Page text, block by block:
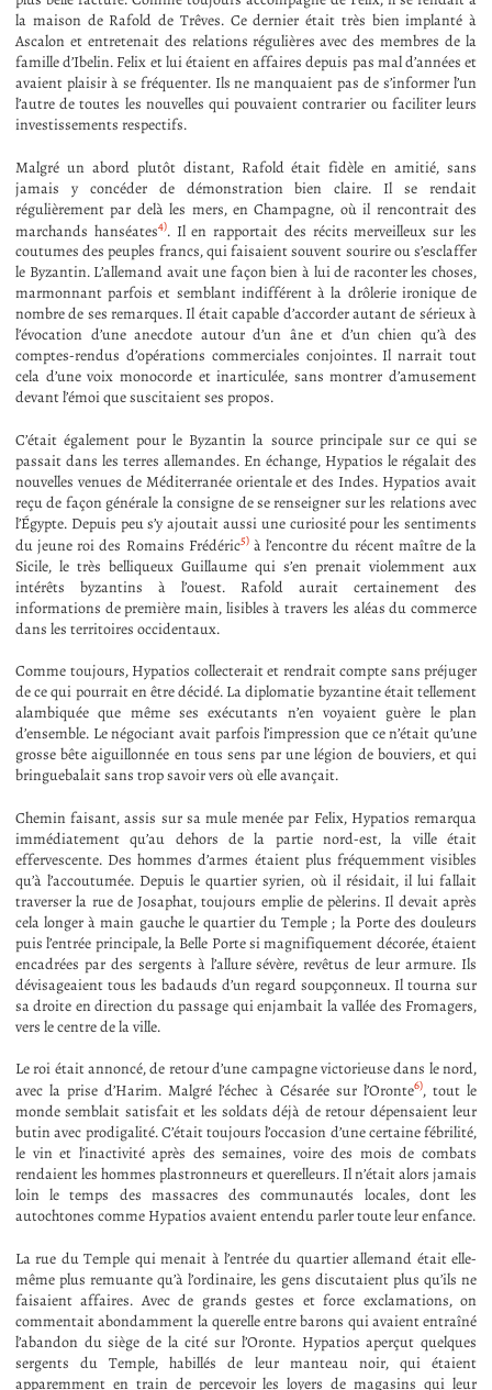
la maison de Rafold de Trêves. Ce dernier était très bien implanté à
Ascalon et entretenait des relations régulières avec des membres de la
famille d’Ibelin. Felix et lui étaient en affaires depuis pas mal d’années et
avaient plaisir à se fréquenter. Ils ne manquaient pas de s’informer l’un
l’autre de toutes les nouvelles qui pouvaient contrarier ou faciliter leurs
investissements respectifs.
Malgré un abord plutôt distant, Rafold était fidèle en amitié, sans
jamais y concéder de démonstration bien claire. Il se rendait
régulièrement par delà les mers, en Champagne, où il rencontrait des
marchands hanséates4). Il en rapportait des récits merveilleux sur les
coutumes des peuples francs, qui faisaient souvent sourire ou s’esclaffer
le Byzantin. L’allemand avait une façon bien à lui de raconter les choses,
marmonnant parfois et semblant indifférent à la drôlerie ironique de
nombre de ses remarques. Il était capable d’accorder autant de sérieux à
l’évocation d’une anecdote autour d’un âne et d’un chien qu’à des
comptes-rendus d’opérations commerciales conjointes. Il narrait tout
cela d’une voix monocorde et inarticulée, sans montrer d’amusement
devant l’émoi que suscitaient ses propos.
C’était également pour le Byzantin la source principale sur ce qui se
passait dans les terres allemandes. En échange, Hypatios le régalait des
nouvelles venues de Méditerranée orientale et des Indes. Hypatios avait
reçu de façon générale la consigne de se renseigner sur les relations avec
l’Égypte. Depuis peu s’y ajoutait aussi une curiosité pour les sentiments
du jeune roi des Romains Frédéric5)à l’encontre du récent maître de la
Sicile, le très belliqueux Guillaume qui s’en prenait violemment aux
intérêts byzantins à l’ouest. Rafold aurait certainement des
informations de première main, lisibles à travers les aléas du commerce
dans les territoires occidentaux.
Comme toujours, Hypatios collecterait et rendrait compte sans préjuger
de ce qui pourrait en être décidé. La diplomatie byzantine était tellement
alambiquée que même ses exécutants n’en voyaient guère le plan
d’ensemble. Le négociant avait parfois l’impression que ce n’était qu’une
grosse bête aiguillonnée en tous sens par une légion de bouviers, et qui
bringuebalait sans trop savoir vers où elle avançait.
Chemin faisant, assis sur sa mule menée par Felix, Hypatios remarqua
immédiatement qu’au dehors de la partie nord-est, la ville était
effervescente. Des hommes d’armes étaient plus fréquemment visibles
qu’à l’accoutumée. Depuis le quartier syrien, où il résidait, il lui fallait
traverser la rue de Josaphat, toujours emplie de pèlerins. Il devait après
cela longer à main gauche le quartier du Temple ; la Porte des douleurs
puis l’entrée principale, la Belle Porte si magnifiquement décorée, étaient
encadrées par des sergents à l’allure sévère, revêtus de leur armure. Ils
dévisageaient tous les badauds d’un regard soupçonneux. Il tourna sur
sa droite en direction du passage qui enjambait la vallée des Fromagers,
vers le centre de la ville.
Le roi était annoncé, de retour d’une campagne victorieuse dans le nord,
avec la prise d’Harim. Malgré l’échec à Césarée sur l’Oronte6), tout le
monde semblait satisfait et les soldats déjà de retour dépensaient leur
butin avec prodigalité. C’était toujours l’occasion d’une certaine fébrilité,
le vin et l’inactivité après des semaines, voire des mois de combats
rendaient les hommes plastronneurs et querelleurs. Il n’était alors jamais
loin le temps des massacres des communautés locales, dont les
autochtones comme Hypatios avaient entendu parler toute leur enfance.
La rue du Temple qui menait à l’entrée du quartier allemand était elle-
même plus remuante qu’à l’ordinaire, les gens discutaient plus qu’ils ne
faisaient affaires. Avec de grands gestes et force exclamations, on
commentait abondamment la querelle entre barons qui avaient entraîné
l’abandon du siège de la cité sur l’Oronte. Hypatios aperçut quelques
sergents du Temple, habillés de leur manteau noir, qui étaient
apparemment en train de percevoir les loyers de magasins qui leur